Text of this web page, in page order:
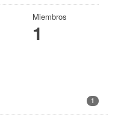
Miembros
1
1